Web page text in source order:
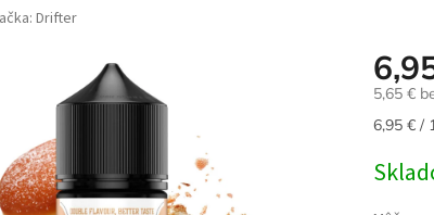
Drifter
5,65 €
6,95 € /